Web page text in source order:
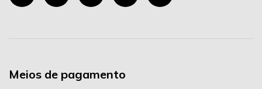
Meios de pagamento